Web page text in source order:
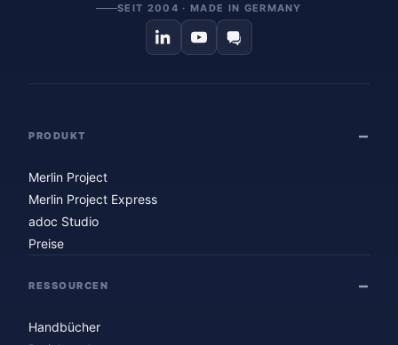
SEIT 2004 · MADE IN GERMANY
PRODUKT
Merlin Project
Merlin Project Express
adoc Studio
Preise
RESSOURCEN
Handbücher